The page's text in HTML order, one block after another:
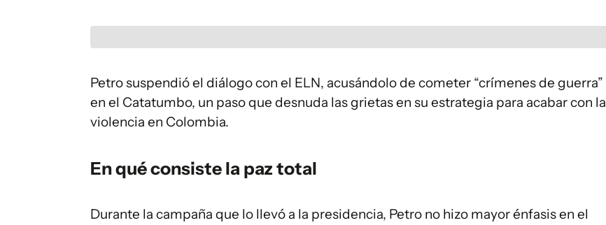
Petro suspendió el diálogo con el ELN, acusándolo de cometer “crímenes de guerra”
en el Catatumbo, un paso que desnuda las grietas en su estrategia para acabar con la
violencia en Colombia.
En qué consiste la paz total
Durante la campaña que lo llevó a la presidencia, Petro no hizo mayor énfasis en el